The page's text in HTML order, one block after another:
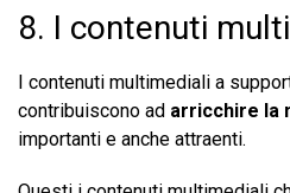
8. I contenuti
I contenuti multimediali a
contribuiscono ad arricchire la
importanti e anche attraenti.